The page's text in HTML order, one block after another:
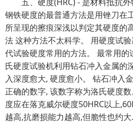
钢铁硬度的最普通方法是用锉刀在
所呈现的擦痕深浅以判定其硬度的
法 这种方法不太科学。 用硬度试
代试验硬度常用的方法。 最常用
氏硬度试验机利用钻石冲入金属的
入深度愈大, 硬度愈小。 钻石冲入
正确的数字, 该数字称为洛氏硬度
度应在落克威尔硬度50HRC以上
越高,抗磨损能力越高,但脆性也约